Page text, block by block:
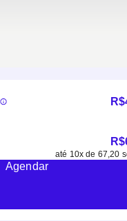
R$
R$
até 10x de 67,20
Agendar